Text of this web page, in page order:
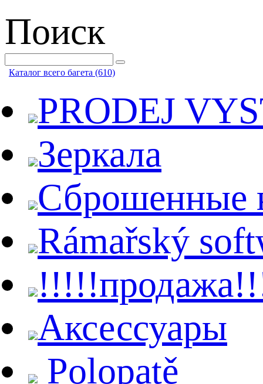
Поиск
Каталог всего багета (610)
PRODEJ
Зеркала
Сброшенные
Rámařský
Aксессуары
Polopatě